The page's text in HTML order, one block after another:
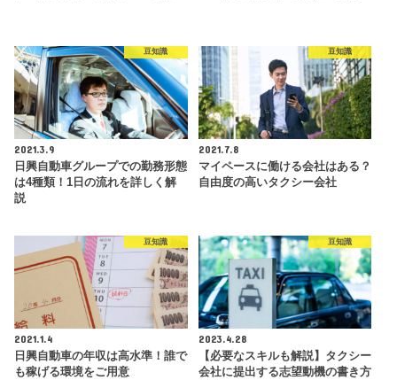
豆知識
2021.3.9
日興自動車グループでの勤務形態
は4種類！1日の流れを詳しく解
説
豆知識
2021.7.8
マイペースに働ける会社はある？
自由度の高いタクシー会社
豆知識
2021.1.4
日興自動車の年収は高水準！誰で
も稼げる環境をご用意
豆知識
2023.4.28
【必要なスキルも解説】タクシー
会社に提出する志望動機の書き方